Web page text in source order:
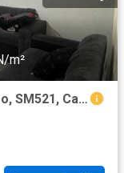
m²
Casa en venta en Villas Quintana Roo, SM521, Canc?n